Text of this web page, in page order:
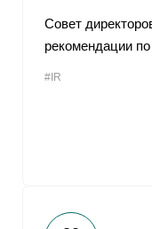
Совет
рекомендации
#IR